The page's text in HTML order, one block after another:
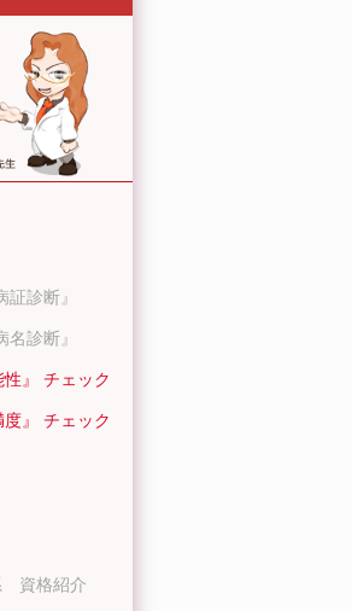
診断』
診断』
』 チェック
』 チェック
資格紹介